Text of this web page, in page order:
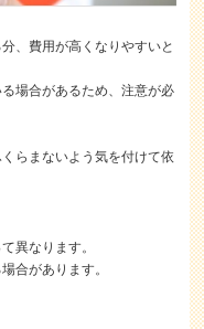
、費用が高くなりやすいと
場合があるため、注意が必
らまないよう気を付けて依
異なります。
合があります。